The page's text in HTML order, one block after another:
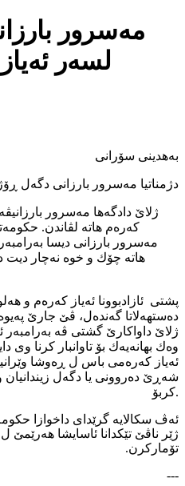
مه‌سرور
لسه‌ر
به‌هدینی سۆرانی
ژلاێ دادگه‌ها مه‌سرور
كه‌ره‌م هاته‌ لڤاندن.
مه‌سرور بارزانی دیسا به‌رامبه‌ر
هاته‌ چۆك و خوه‌ نه‌چار دیت
پشتی ئازادبوونا ئه‌یاز كه‌ره‌م و
ده‌ستهه‌لاتا گه‌نده‌ل، ڤێ جارێ
وه‌ك بهانه‌یه‌ك بۆ تاوانبار كرنا وی
ئه‌یاز كه‌ره‌می باس ل ڕه‌وشا
شه‌ڕێ ده‌روونی یا دگه‌ل زیندانیان و
كربۆ.
ئه‌ڤ سكالایه‌ گرێدای داخوازا
ژێر ناڤێ تێكدانا ئاسایشا هه‌رێمێ
تۆماركرن.
---